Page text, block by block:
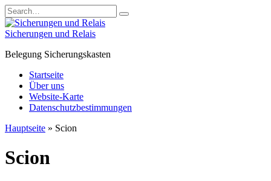
Skip
to
content
Search
for:
Sicherungen und Relais
Belegung Sicherungskasten
Startseite
Über uns
Website-Karte
Datenschutzbestimmungen
Hauptseite » Scion
Scion